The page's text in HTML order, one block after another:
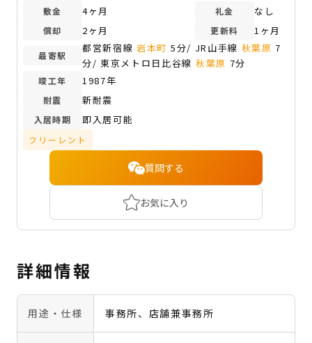
敷金 4ヶ月 礼金 なし
償却 2ヶ月 更新料 1ヶ月
最寄駅
都営新宿線岩本町 5分/ JR山手線 秋葉原 7
分/ 東京メトロ日比谷線 秋葉原 7分
竣工年 1987年
耐震 新耐震
入居時期 即入居可能
フリーレント
質問する
お気に入り
詳細情報
用途・仕様 事務所、店舗兼事務所